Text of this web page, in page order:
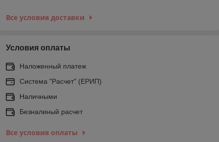
Все условия доставки
Условия оплаты
Наложенный платеж
Система "Расчет" (ЕРИП)
Наличными
Безналиный расчет
Все условия оплаты